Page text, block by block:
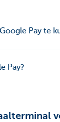
Pay te
Pay?